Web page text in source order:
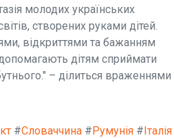
молодих українських
створених руками дітей.
відкриттями та бажанням
дітям сприймати
– ділиться враженнями
#Словаччина #Румунія #Італія